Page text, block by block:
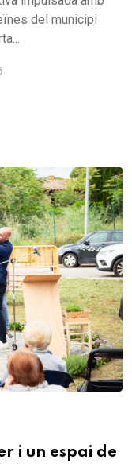
del municipi
i un espai de